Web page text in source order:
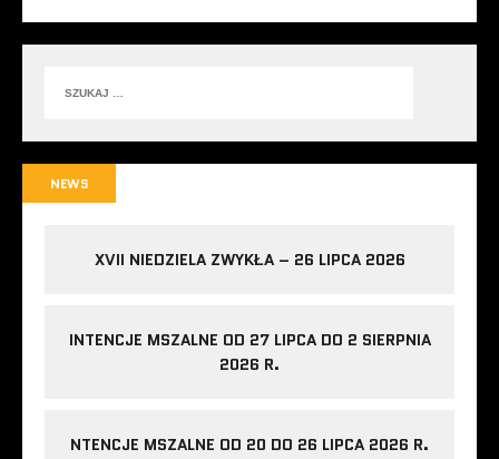
NEWS
XVII NIEDZIELA ZWYKŁA – 26 LIPCA 2026
INTENCJE MSZALNE OD 27 LIPCA DO 2 SIERPNIA
2026 R.
NTENCJE MSZALNE OD 20 DO 26 LIPCA 2026 R.